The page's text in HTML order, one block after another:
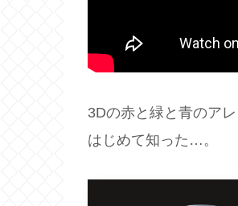
3Dの赤と緑と青のアレ
はじめて知った…。